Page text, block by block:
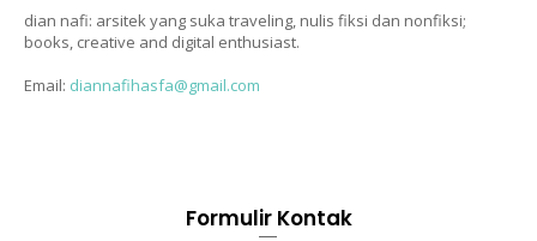
dian nafi: arsitek yang suka traveling, nulis fiksi dan nonfiksi;
books, creative and digital enthusiast.
Email: diannafihasfa@gmail.com
Formulir Kontak